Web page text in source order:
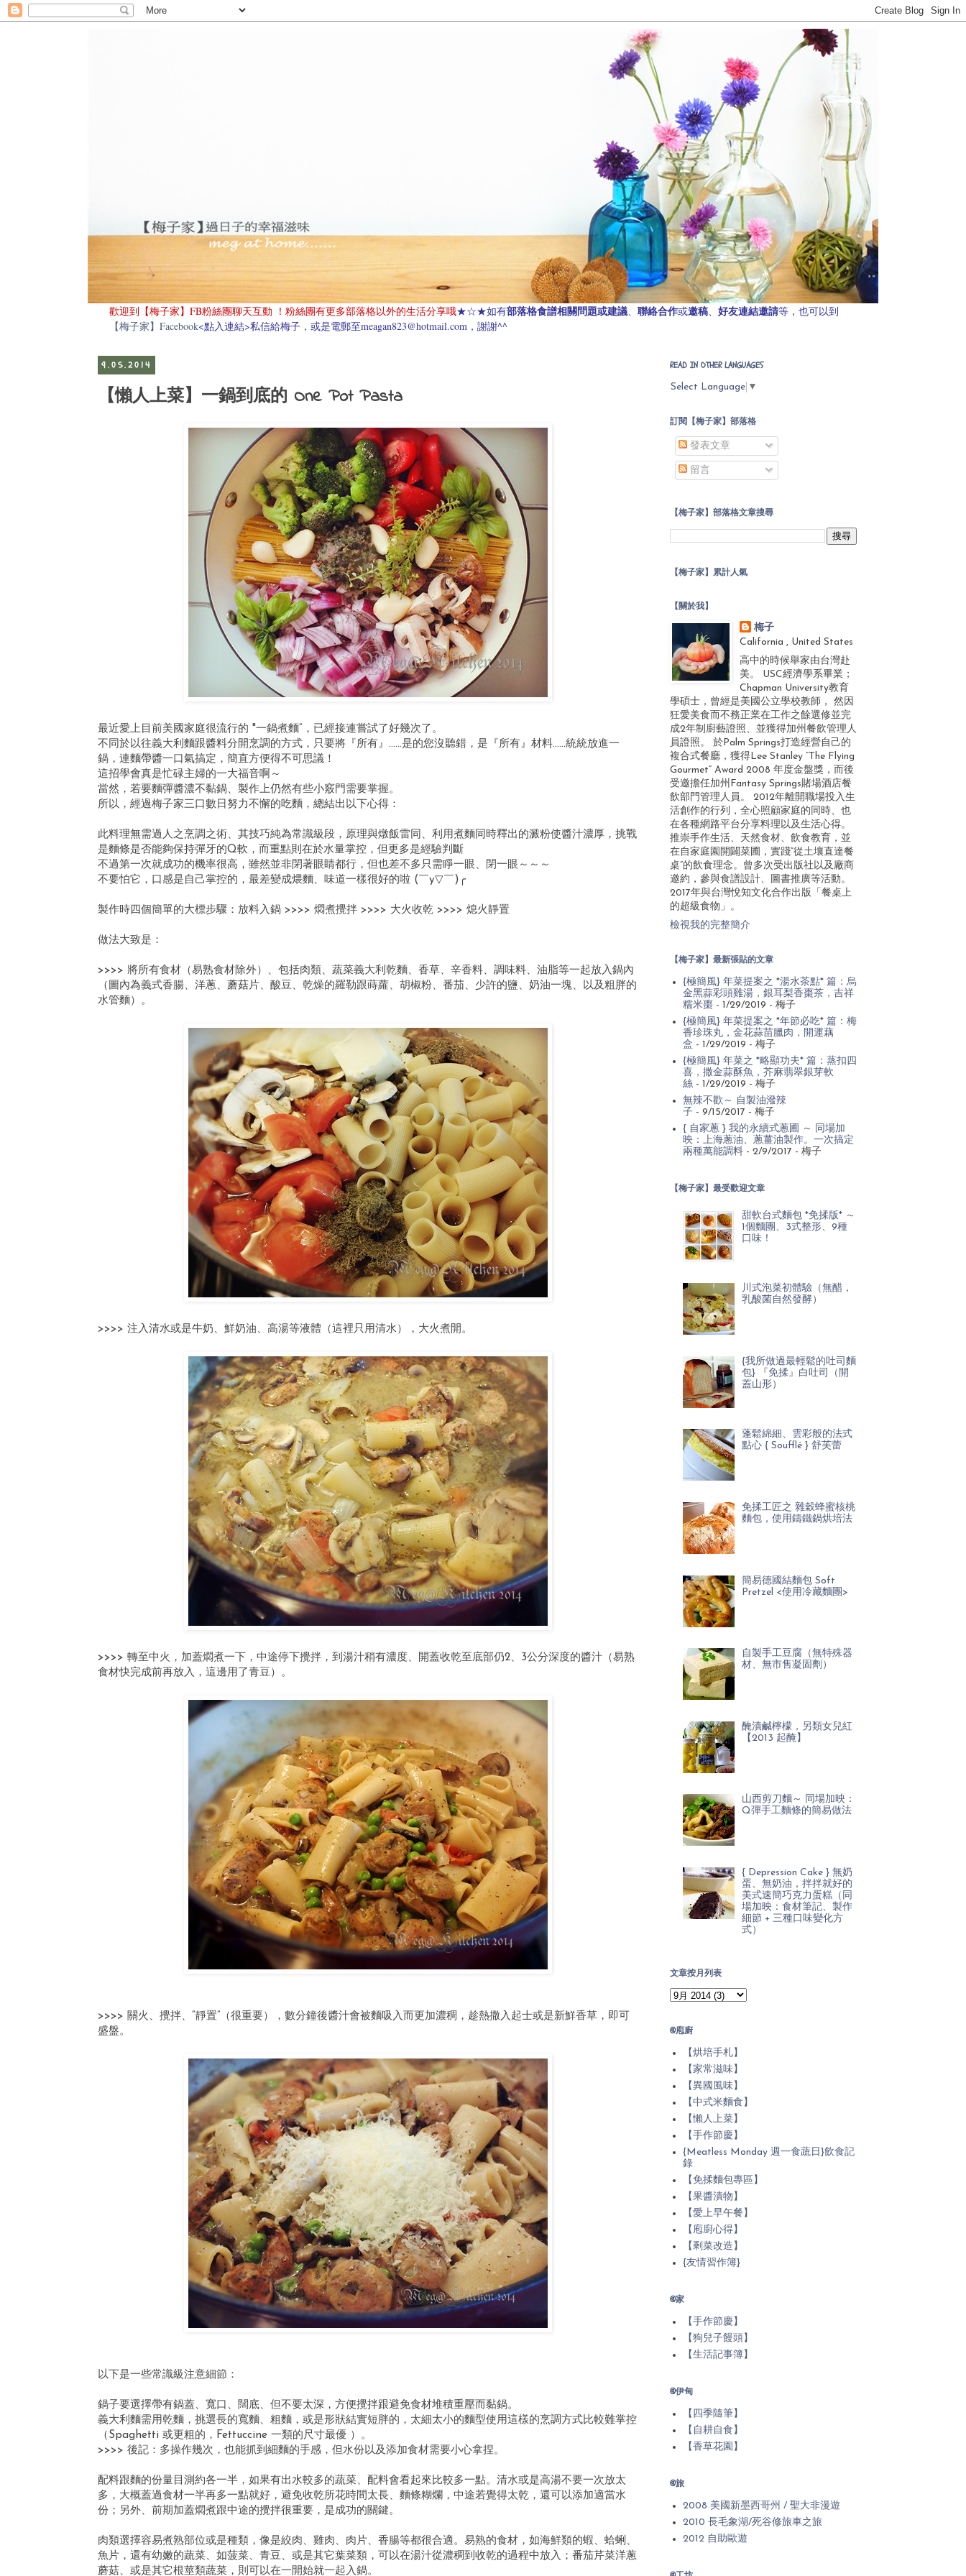
歡迎到 【梅子家】FB粉絲團聊天互動 ！粉絲團有更多部落格以外的生活分享哦★☆★如有部落格食譜相關問題或建議、 聯絡合作或邀稿、 好友連結邀請等，也可以到
【梅子家】Facebook<點入連結>私信給梅子，或是電郵至meagan823@hotmail.com，謝謝^^
9.05.2014
【懶人上菜】一鍋到底的 One Pot Pasta
最近愛上目前美國家庭很流行的 "一鍋煮麵“，已經接連嘗試了好幾次了。
不同於以往義大利麵跟醬料分開烹調的方式，只要將『所有』……是的您沒聽錯，是『所有』材料……統統放進一
鍋，連麵帶醬一口氣搞定，簡直方便得不可思議！
這招學會真是忙碌主婦的一大福音啊～
當然，若要麵彈醬濃不黏鍋、製作上仍然有些小竅門需要掌握。
所以，經過梅子家三口數日努力不懈的吃麵，總結出以下心得：
此料理無需過人之烹調之術、其技巧純為常識級段，原理與燉飯雷同、利用煮麵同時釋出的澱粉使醬汁濃厚，挑戰
是麵條是否能夠保持彈牙的Q軟，而重點則在於水量掌控，但更多是經驗判斷
不過第一次就成功的機率很高，雖然並非閉著眼睛都行，但也差不多只需睜一眼、閉一眼～～～
不要怕它，口感是自己掌控的，最差變成煨麵、味道一樣很好的啦 (￣y▽￣)╭
製作時四個簡單的大標步驟：放料入鍋 >>>> 燜煮攪拌 >>>> 大火收乾 >>>> 熄火靜置
做法大致是：
>>>> 將所有食材（易熟食材除外）、包括肉類、蔬菜義大利乾麵、香草、辛香料、調味料、油脂等一起放入鍋內
（圖內為義式香腸、洋蔥、蘑菇片、酸豆、乾燥的羅勒跟蒔蘿、胡椒粉、番茄、少許的鹽、奶油一塊、以及粗胖的
水管麵）。
>>>> 注入清水或是牛奶、鮮奶油、高湯等液體（這裡只用清水），大火煮開。
>>>> 轉至中火，加蓋燜煮一下，中途停下攪拌，到湯汁稍有濃度、開蓋收乾至底部仍2、3公分深度的醬汁（易熟
食材快完成前再放入，這邊用了青豆）。
>>>> 關火、攪拌、“靜置”（很重要），數分鐘後醬汁會被麵吸入而更加濃稠，趁熱撒入起士或是新鮮香草，即可
盛盤。
以下是一些常識級注意細節：
鍋子要選擇帶有鍋蓋、寬口、闊底、但不要太深，方便攪拌跟避免食材堆積重壓而黏鍋。
義大利麵需用乾麵，挑選長的寬麵、粗麵，或是形狀結實短胖的，太細太小的麵型使用這樣的烹調方式比較難掌控
（Spaghetti 或更粗的，Fettuccine 一類的尺寸最優 ）。
>>>> 後記：多操作幾次，也能抓到細麵的手感，但水份以及添加食材需要小心拿捏。
配料跟麵的份量目測約各一半，如果有出水較多的蔬菜、配料會看起來比較多一點。清水或是高湯不要一次放太
多，大概蓋過食材一半再多一點就好，避免收乾所花時間太長、麵條糊爛，中途若覺得太乾，還可以添加適當水
份；另外、前期加蓋燜煮跟中途的攪拌很重要，是成功的關鍵。
肉類選擇容易煮熟部位或是種類，像是絞肉、雞肉、肉片、香腸等都很合適。易熟的食材，如海鮮類的蝦、蛤蜊、
魚片，還有幼嫩的蔬菜、如菠菜、青豆、或是其它葉菜類，可以在湯汁從濃稠到收乾的過程中放入；番茄芹菜洋蔥
蘑菇、或是其它根莖類蔬菜，則可以在一開始就一起入鍋。
READ IN OTHER LANGUAGES
Select Language ▼
訂閱【梅子家】部落格
發表文章
留言
【梅子家】部落格文章搜尋
【梅子家】累計人氣
【關於我】
梅子
California , United States
高中的時候舉家由台灣赴
美。 USC經濟學系畢業；
Chapman University教育
學碩士，曾經是美國公立學校教師， 然因
狂愛美食而不務正業在工作之餘選修並完
成2年制廚藝證照、並獲得加州餐飲管理人
員證照。 於Palm Springs打造經營自己的
複合式餐廳，獲得Lee Stanley “The Flying
Gourmet” Award 2008 年度金盤獎，而後
受邀擔任加州Fantasy Springs賭場酒店餐
飲部門管理人員。 2012年離開職場投入生
活創作的行列，全心照顧家庭的同時、也
在各種網路平台分享料理以及生活心得。
推崇手作生活、天然食材、飲食教育，並
在自家庭園開闢菜圃，實踐“從土壤直達餐
桌”的飲食理念。曾多次受出版社以及廠商
邀約，參與食譜設計、圖書推廣等活動。
2017年與台灣悅知文化合作出版「餐桌上
的超級食物」。
檢視我的完整簡介
【梅子家】最新張貼的文章
{極簡風} 年菜提案之 *湯水茶點* 篇：烏
金黑蒜彩頭雞湯，銀耳梨香棗茶，吉祥
糯米棗- 1/29/2019 - 梅子
{極簡風} 年菜提案之 *年節必吃* 篇：梅
香珍珠丸，金花蒜苗臘肉，開運藕
盒 - 1/29/2019 - 梅子
{極簡風} 年菜之 *略顯功夫* 篇：蒸扣四
喜，撒金蒜酥魚，芥麻翡翠銀芽軟
絲- 1/29/2019 - 梅子
無辣不歡～ 自製油潑辣
子- 9/15/2017 - 梅子
{ 自家蔥 } 我的永續式蔥圃 ～ 同場加
映：上海蔥油、蔥薑油製作。一次搞定
兩種萬能調料- 2/9/2017 - 梅子
【梅子家】最受歡迎文章
甜軟台式麵包 *免揉版* ～
1個麵團、3式整形、9種
口味！
川式泡菜初體驗（無醋，
乳酸菌自然發酵）
{我所做過最輕鬆的吐司麵
包} 『免揉』白吐司（開
蓋山形）
蓬鬆綿細、雲彩般的法式
點心 { Soufflé } 舒芙蕾
免揉工匠之 雜穀蜂蜜核桃
麵包，使用鑄鐵鍋烘培法
簡易德國結麵包 Soft
Pretzel <使用冷藏麵團>
自製手工豆腐（無特殊器
材、無市售凝固劑）
醃漬鹹檸檬，另類女兒紅
【2013 起醃】
山西剪刀麵～ 同場加映：
Q彈手工麵條的簡易做法
{ Depression Cake } 無奶
蛋、無奶油，拌拌就好的
美式速簡巧克力蛋糕（同
場加映：食材筆記、製作
細節 + 三種口味變化方
式）
文章按月列表
@庖廚
【烘培手札】
【家常滋味】
【異國風味】
【中式米麵食】
【懶人上菜】
【手作節慶】
{Meatless Monday 週一食蔬日}飲食記
錄
【免揉麵包專區】
【果醬漬物】
【愛上早午餐】
【庖廚心得】
【剩菜改造】
{友情習作簿}
@家
【手作節慶】
【狗兒子饅頭】
【生活記事簿】
@伊甸
【四季隨筆】
【自耕自食】
【香草花園】
@旅
2008 美國新墨西哥州 / 聖大非漫遊
2010 長毛象湖/死谷修旅車之旅
2012 自助歐遊